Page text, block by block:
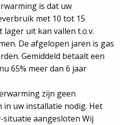
is dat uw
met 10 tot 15
lager uit kan vallen t.o.v.
De afgelopen jaren is gas
Gemiddeld betaalt een
65% meer dan 6 jaar
zijn geen
uw installatie nodig. Het
situatie aangesloten Wij